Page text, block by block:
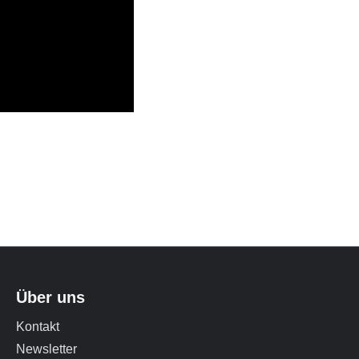
Über uns
Kontakt
Newsletter